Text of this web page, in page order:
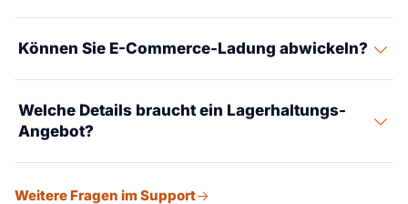
Lagerzeit vom eingehenden in den ausgehenden
Transport.
Können Sie E-Commerce-Ladung abwickeln?
können koordiniert werden, wenn die Anforderungen
klar sind.
Welche Details braucht ein Lagerhaltungs-
Angebot?
Lagerdauer, Handling-Bedarf, Anliefer-Timing und Plan
Weitere Fragen im Support